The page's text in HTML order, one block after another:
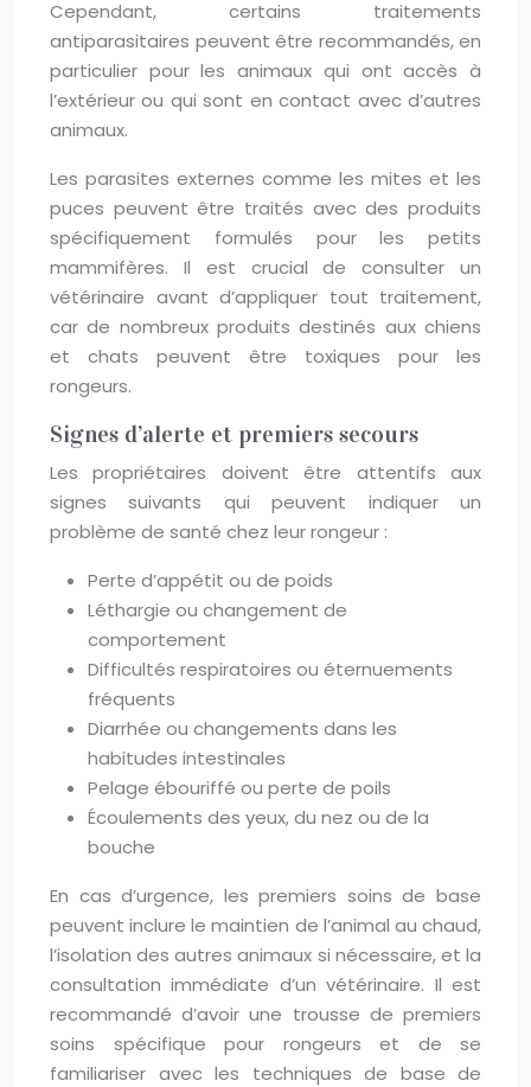
Cependant, certains traitements
antiparasitaires peuvent être recommandés, en
particulier pour les animaux qui ont accès à
l’extérieur ou qui sont en contact avec d’autres
animaux.
Les parasites externes comme les mites et les
puces peuvent être traités avec des produits
spécifiquement formulés pour les petits
mammifères. Il est crucial de consulter un
vétérinaire avant d’appliquer tout traitement,
car de nombreux produits destinés aux chiens
et chats peuvent être toxiques pour les
rongeurs.
Signes d’alerte et premiers secours
Les propriétaires doivent être attentifs aux
signes suivants qui peuvent indiquer un
problème de santé chez leur rongeur :
Perte d’appétit ou de poids
Léthargie ou changement de
comportement
Difficultés respiratoires ou éternuements
fréquents
Diarrhée ou changements dans les
habitudes intestinales
Pelage ébouriffé ou perte de poils
Écoulements des yeux, du nez ou de la
bouche
En cas d’urgence, les premiers soins de base
peuvent inclure le maintien de l’animal au chaud,
l’isolation des autres animaux si nécessaire, et la
consultation immédiate d’un vétérinaire. Il est
recommandé d’avoir une trousse de premiers
soins spécifique pour rongeurs et de se
familiariser avec les techniques de base de